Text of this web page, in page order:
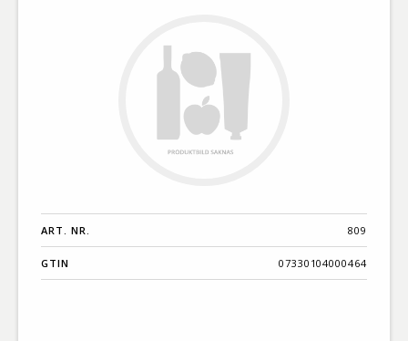
ART. NR. 809
GTIN 07330104000464